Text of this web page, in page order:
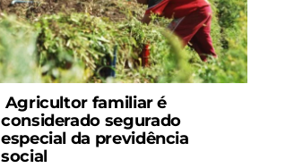
Agricultor familiar é
considerado segurado
especial da previdência
social